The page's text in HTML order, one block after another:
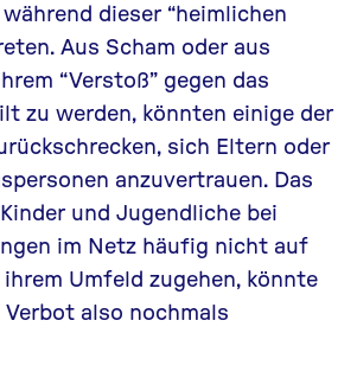
dieser “heimlichen
Aus Scham oder aus
“Verstoß” gegen das
zu werden, könnten einige der
sich Eltern oder
anzuvertrauen. Das
und Jugendliche bei
im Netz häufig nicht auf
Umfeld zugehen, könnte
also nochmals